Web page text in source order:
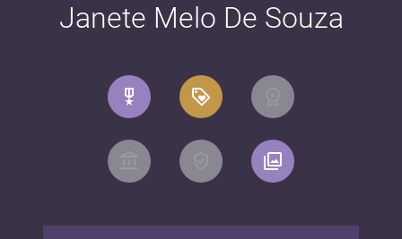
Janete Melo De Souza